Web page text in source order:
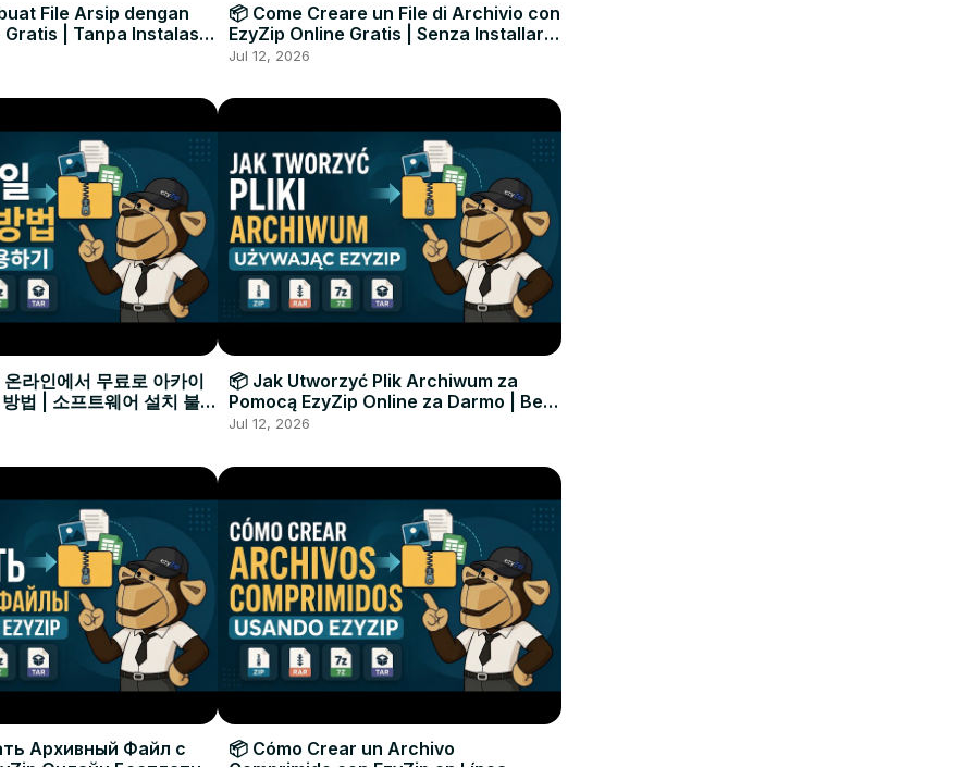
File Arsip dengan
Gratis | Tanpa Instalasi
📦 Come Creare un File di Archivio con
EzyZip Online Gratis | Senza Installare
Software
Jul 12, 2026
라인에서 무료로 아카이
법 | 소프트웨어 설치 불필
📦 Jak Utworzyć Plik Archiwum za
Pomocą EzyZip Online za Darmo | Bez
Instalacji Oprogramowania
Jul 12, 2026
Архивный Файл с
📦 Cómo Crear un Archivo